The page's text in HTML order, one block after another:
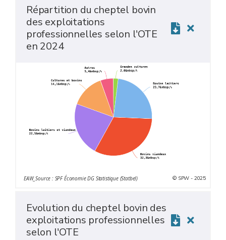
Répartition du cheptel bovin
des exploitations
professionnelles selon l'OTE
en 2024
EAW_Source : SPF Économie DG Statistique (Statbel) © SPW - 2025
Evolution du cheptel bovin des
exploitations professionnelles
selon l'OTE